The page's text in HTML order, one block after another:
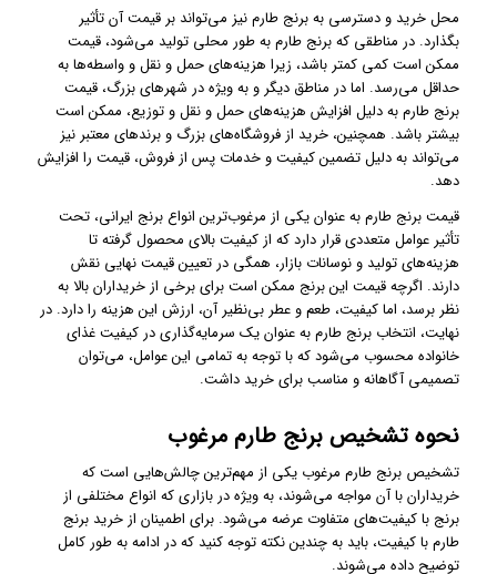
محل خرید و دسترسی به برنج طارم نیز می‌تواند بر قیمت آن تأثیر
بگذارد. در مناطقی که برنج طارم به طور محلی تولید می‌شود، قیمت
ممکن است کمی کمتر باشد، زیرا هزینه‌های حمل و نقل و واسطه‌ها به
حداقل می‌رسد. اما در مناطق دیگر و به ویژه در شهرهای بزرگ، قیمت
برنج طارم به دلیل افزایش هزینه‌های حمل و نقل و توزیع، ممکن است
بیشتر باشد. همچنین، خرید از فروشگاه‌های بزرگ و برندهای معتبر نیز
می‌تواند به دلیل تضمین کیفیت و خدمات پس از فروش، قیمت را افزایش
دهد.
قیمت برنج طارم به عنوان یکی از مرغوب‌ترین انواع برنج ایرانی، تحت
تأثیر عوامل متعددی قرار دارد که از کیفیت بالای محصول گرفته تا
هزینه‌های تولید و نوسانات بازار، همگی در تعیین قیمت نهایی نقش
دارند. اگرچه قیمت این برنج ممکن است برای برخی از خریداران بالا به
نظر برسد، اما کیفیت، طعم و عطر بی‌نظیر آن، ارزش این هزینه را دارد. در
نهایت، انتخاب برنج طارم به عنوان یک سرمایه‌گذاری در کیفیت غذای
خانواده محسوب می‌شود که با توجه به تمامی این عوامل، می‌توان
تصمیمی آگاهانه و مناسب برای خرید داشت.
نحوه تشخیص برنج طارم مرغوب
تشخیص برنج طارم مرغوب یکی از مهم‌ترین چالش‌هایی است که
خریداران با آن مواجه می‌شوند، به ویژه در بازاری که انواع مختلفی از
برنج با کیفیت‌های متفاوت عرضه می‌شود. برای اطمینان از خرید برنج
طارم با کیفیت، باید به چندین نکته توجه کنید که در ادامه به طور کامل
توضیح داده می‌شوند.